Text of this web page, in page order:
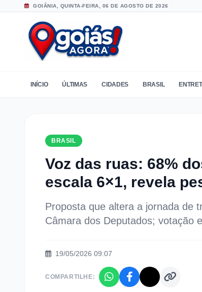
GOIÂNIA, QUINTA-FEIRA, 06 DE AGOSTO DE 2026
INÍCIO ÚLTIMAS CIDADES BRASIL
BRASIL
Voz das ruas: 68%
escala 6×1, revela
Proposta que altera a jornada de
Câmara dos Deputados; votação
19/05/2026 09:07
COMPARTILHE: